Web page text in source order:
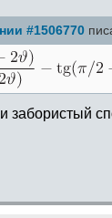
#1506770
забористый